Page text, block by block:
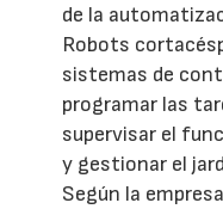
de la
Robots
sistemas de
programar las
supervisar el
y gestionar el
Según la